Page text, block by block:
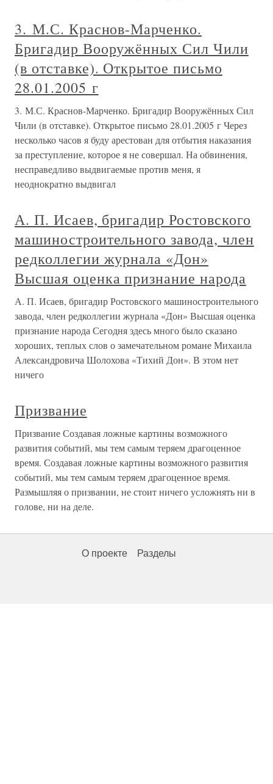
3. М.С. Краснов-Марченко.
Бригадир Вооружённых Сил Чили
(в отставке). Открытое письмо
28.01.2005 г
3. М.С. Краснов-Марченко. Бригадир Вооружённых Сил
Чили (в отставке). Открытое письмо 28.01.2005 г Через
несколько часов я буду арестован для отбытия наказания
за преступление, которое я не совершал. На обвинения,
несправедливо выдвигаемые против меня, я
неоднократно выдвигал
А. П. Исаев, бригадир Ростовского
машиностроительного завода, член
редколлегии журнала «Дон»
Высшая оценка признание народа
А. П. Исаев, бригадир Ростовского машиностроительного
завода, член редколлегии журнала «Дон» Высшая оценка
признание народа Сегодня здесь много было сказано
хороших, теплых слов о замечательном романе Михаила
Александровича Шолохова «Тихий Дон». В этом нет
ничего
Призвание
Призвание Создавая ложные картины возможного
развития событий, мы тем самым теряем драгоценное
время. Создавая ложные картины возможного развития
событий, мы тем самым теряем драгоценное время.
Размышляя о призвании, не стоит ничего усложнять ни в
голове, ни на деле.
О проекте Разделы